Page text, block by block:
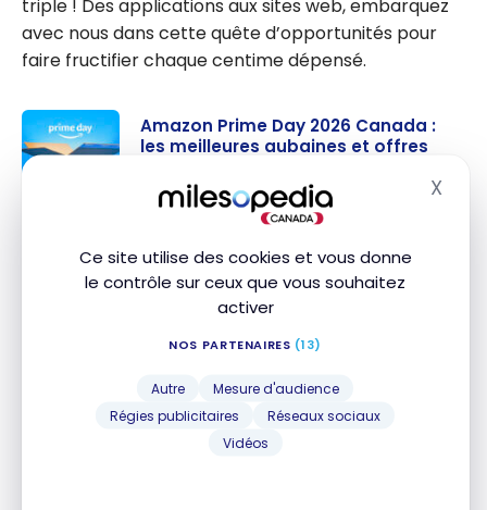
Ce site utilise des cookies et vous donne
le contrôle sur ceux que vous souhaitez
activer
NOS PARTENAIRES (13)
Autre
Mesure d'audience
Régies publicitaires
Réseaux sociaux
Vidéos
X
triple ! Des applications aux sites web, embarquez
avec nous dans cette quête d’opportunités pour
faire fructifier chaque centime dépensé.
Prime Day
Amazon Prime Day 2026 Canada :
les meilleures aubaines et offres
23 juin 2026
Rentrée scolaire : nos astuces
pour économiser
7 août 2025
Promotion Rakuten et Scène+ :
Jusqu’à 15% de remise en argent!